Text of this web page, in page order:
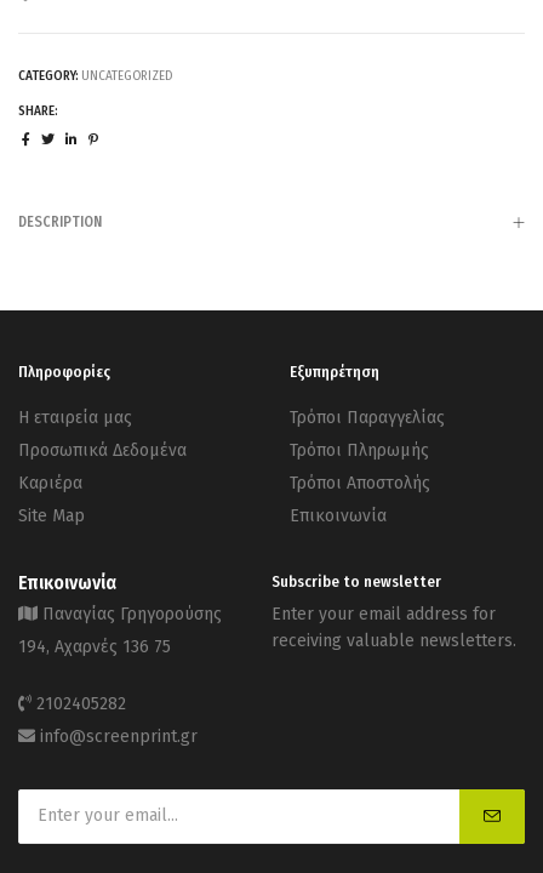
CATEGORY: UNCATEGORIZED
SHARE:
DESCRIPTION
Πληροφορίες
Η εταιρεία μας
Προσωπικά Δεδομένα
Καριέρα
Site Map
Εξυπηρέτηση
Τρόποι Παραγγελίας
Τρόποι Πληρωμής
Τρόποι Αποστολής
Επικοινωνία
Επικοινωνία
Παναγίας Γρηγορούσης
194, Αχαρνές 136 75
2102405282
info@screenprint.gr
Subscribe to newsletter
Enter your email address for
receiving valuable newsletters.